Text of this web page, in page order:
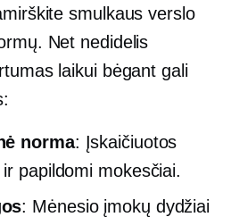
smulkaus verslo
Net nedidelis
laikui bėgant gali
norma: Įskaičiuotos
papildomi mokesčiai.
: Mėnesio įmokų dydžiai